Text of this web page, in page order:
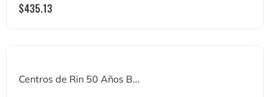
$435.13
Centros de Rin 50 Años B...